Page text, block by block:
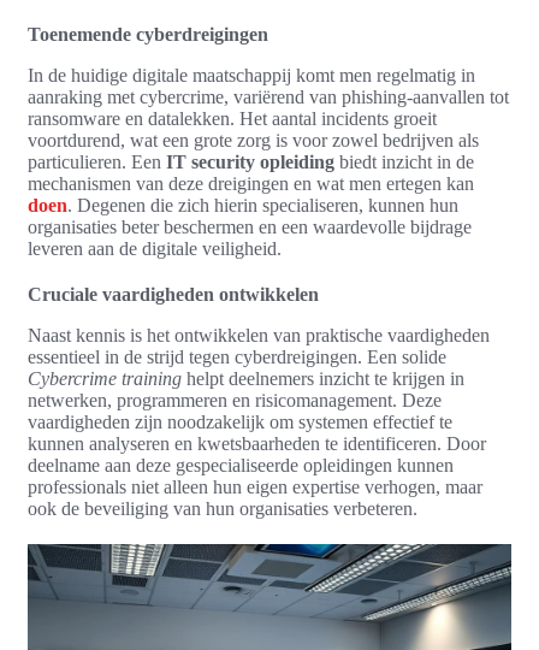
Toenemende cyberdreigingen
In de huidige digitale maatschappij komt men regelmatig in
aanraking met cybercrime, variërend van phishing-aanvallen tot
ransomware en datalekken. Het aantal incidents groeit
voortdurend, wat een grote zorg is voor zowel bedrijven als
particulieren. Een IT security opleiding biedt inzicht in de
mechanismen van deze dreigingen en wat men ertegen kan
doen. Degenen die zich hierin specialiseren, kunnen hun
organisaties beter beschermen en een waardevolle bijdrage
leveren aan de digitale veiligheid.
Cruciale vaardigheden ontwikkelen
Naast kennis is het ontwikkelen van praktische vaardigheden
essentieel in de strijd tegen cyberdreigingen. Een solide
Cybercrime training helpt deelnemers inzicht te krijgen in
netwerken, programmeren en risicomanagement. Deze
vaardigheden zijn noodzakelijk om systemen effectief te
kunnen analyseren en kwetsbaarheden te identificeren. Door
deelname aan deze gespecialiseerde opleidingen kunnen
professionals niet alleen hun eigen expertise verhogen, maar
ook de beveiliging van hun organisaties verbeteren.